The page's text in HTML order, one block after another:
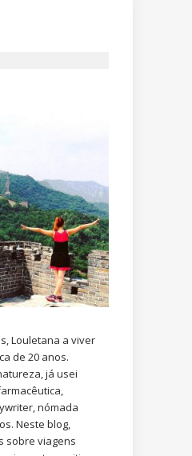
Louletana a viver
de 20 anos.
já usei
nómada
Neste blog,
sobre viagens